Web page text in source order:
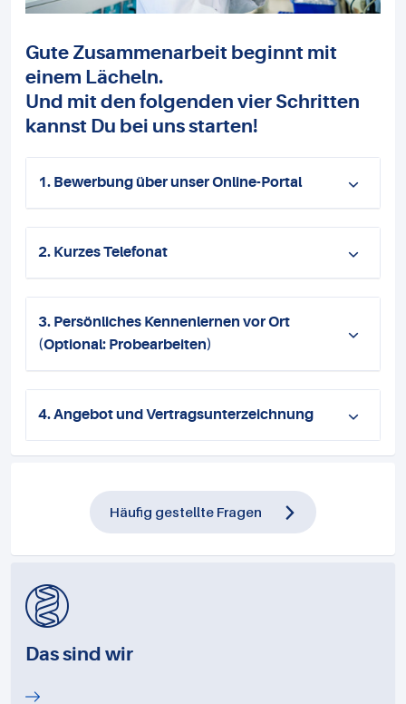
Gute Zusammenarbeit beginnt mit
einem Lächeln.
Und mit den folgenden vier Schritten
kannst Du bei uns starten!
1. Bewerbung über unser Online-Portal
2. Kurzes Telefonat
3. Persönliches Kennenlernen vor Ort
(Optional: Probearbeiten)
4. Angebot und Vertragsunterzeichnung
Häufig gestellte Fragen
Das sind wir